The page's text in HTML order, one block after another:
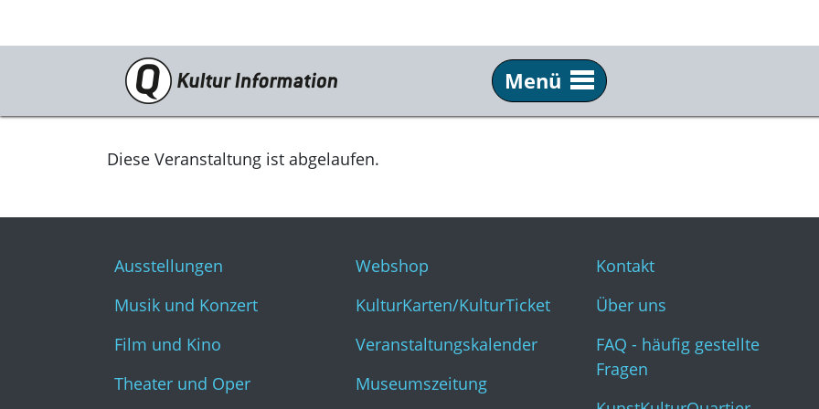
Menü
Veranstaltungen
Ausstellungen
Theater und Oper
Literatur
Service
Museumszeitung
Diese Veranstaltung ist abgelaufen.
Ausstellungen
Musik und Konzert
Film und Kino
Theater und Oper
Webshop
KulturKarten/KulturTicket
Veranstaltungskalender
Museumszeitung
Kontakt
Über uns
FAQ - häufig gestellte
Fragen